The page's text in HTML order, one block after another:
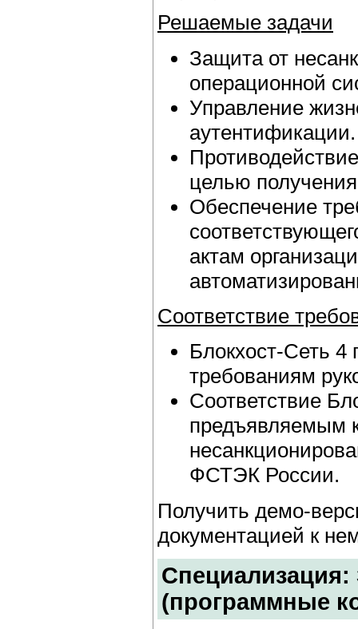
Решаемые задачи
Защита от
операционной
Управление
аутентификации.
целью
Обеспечение
актам
Соответствие
Блокхост-Сеть 4
требованиям
Соответствие
предъявляемым
ФСТЭК России.
Получить демо-
документацией к
(программные